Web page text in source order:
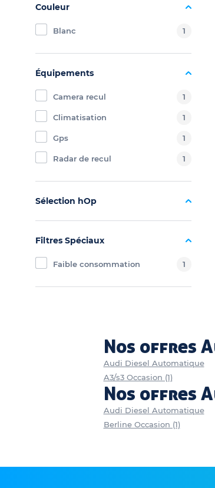
Couleur
Blanc 1
Équipements
Camera recul 1
Climatisation 1
Gps 1
Radar de recul 1
Sélection hOp
Filtres Spéciaux
Faible consommation 1
Nos offres
Audi Diesel Automatique
A3/s3 Occasion (1)
Nos offres
Audi Diesel Automatique
Berline Occasion (1)